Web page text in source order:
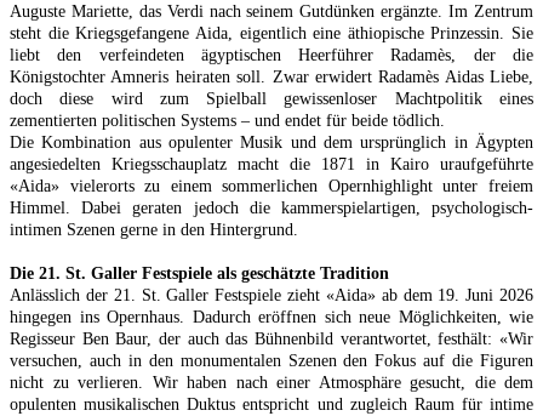
Auguste Mariette, das Verdi nach seinem Gutdünken ergänzte. Im Zentrum
steht die Kriegsgefangene Aida, eigentlich eine äthiopische Prinzessin. Sie
liebt den verfeindeten ägyptischen Heerführer Radamès, der die
Königstochter Amneris heiraten soll. Zwar erwidert Radamès Aidas Liebe,
doch diese wird zum Spielball gewissenloser Machtpolitik eines
zementierten politischen Systems – und endet für beide tödlich.
Die Kombination aus opulenter Musik und dem ursprünglich in Ägypten
angesiedelten Kriegsschauplatz macht die 1871 in Kairo uraufgeführte
«Aida» vielerorts zu einem sommerlichen Opernhighlight unter freiem
Himmel. Dabei geraten jedoch die kammerspielartigen, psychologisch-
intimen Szenen gerne in den Hintergrund.
Die 21. St. Galler Festspiele als geschätzte Tradition
Anlässlich der 21. St. Galler Festspiele zieht «Aida» ab dem 19. Juni 2026
hingegen ins Opernhaus. Dadurch eröffnen sich neue Möglichkeiten, wie
Regisseur Ben Baur, der auch das Bühnenbild verantwortet, festhält: «Wir
versuchen, auch in den monumentalen Szenen den Fokus auf die Figuren
nicht zu verlieren. Wir haben nach einer Atmosphäre gesucht, die dem
opulenten musikalischen Duktus entspricht und zugleich Raum für intime